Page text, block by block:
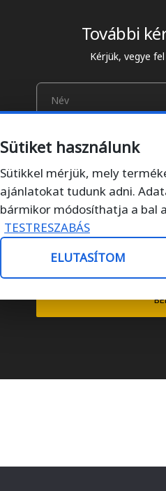
További
Kérjük, vegye
Sütiket használunk
Sütikkel mérjük, mely
ajánlatokat tudunk adni.
bármikor módosíthatja a bal
TESTRESZABÁS
ELUTASÍTOM